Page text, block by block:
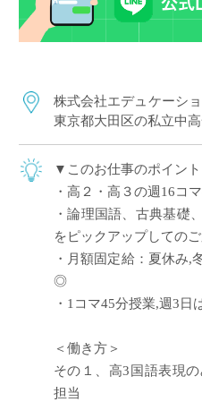
株式会社エデュケーシ
東京都大田区の私立中
▼このお仕事のポイント
・高２・高３の週16コ
・論理国語、古典基礎
をピックアップしての
・月額固定給：夏休み,
◎
・1コマ45分授業,週3日
＜働き方＞
その１、高3国語表現
担当